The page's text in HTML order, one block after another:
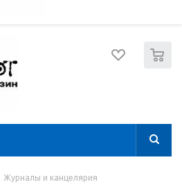
Журналы и канцелярия